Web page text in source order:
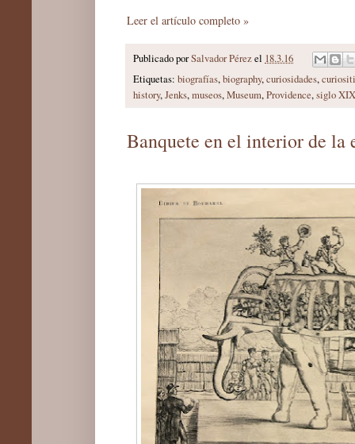
Leer el artículo completo »
Publicado porSalvador Pérezel 18.3.16
Etiquetas: biografías,biography,curiosidades,
history,Jenks,museos,Museum,Providence,siglo XIX
Banquete en el interior de la